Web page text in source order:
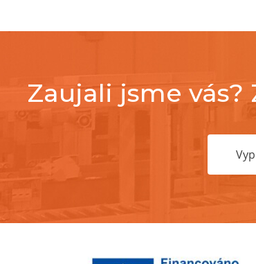
Zaujali jsme